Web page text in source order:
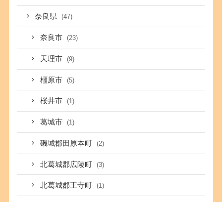
奈良県 (47)
奈良市 (23)
天理市 (9)
橿原市 (5)
桜井市 (1)
葛城市 (1)
磯城郡田原本町 (2)
北葛城郡広陵町 (3)
北葛城郡王寺町 (1)